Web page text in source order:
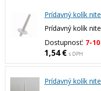
Prídavný kolík
Prídavný kolík
Dostupnosť: 7-
1,54 € s DPH
Prídavný kolík